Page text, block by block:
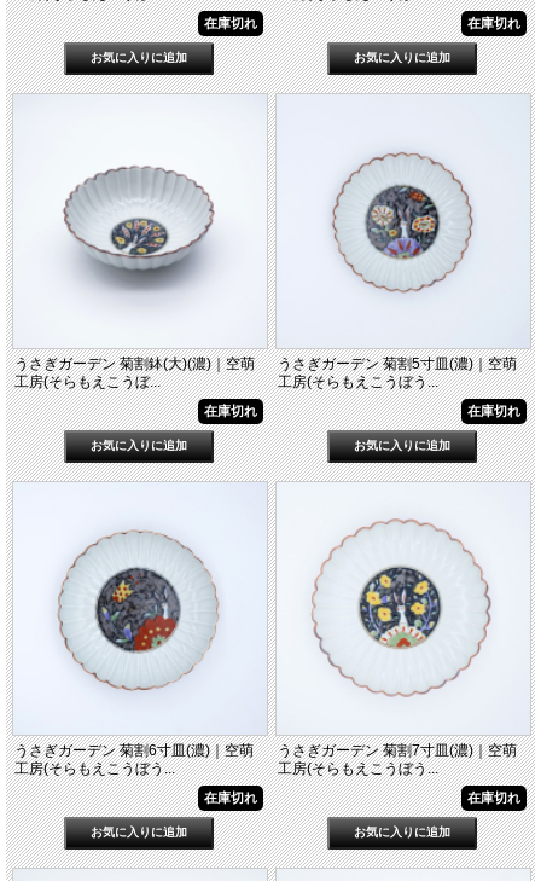
在庫切れ 在庫切れ
うさぎガーデン 菊割鉢(大)(濃)｜空萌
工房(そらもえこうぼ...
在庫切れ
うさぎガーデン 菊割5寸皿(濃)｜空萌
工房(そらもえこうぼう...
在庫切れ
うさぎガーデン 菊割6寸皿(濃)｜空萌
工房(そらもえこうぼう...
在庫切れ
うさぎガーデン 菊割7寸皿(濃)｜空萌
工房(そらもえこうぼう...
在庫切れ